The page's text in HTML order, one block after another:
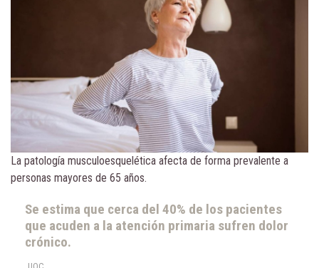
La patología musculoesquelética afecta de forma prevalente a
personas mayores de 65 años.
Se estima que cerca del 40% de los pacientes
que acuden a la atención primaria sufren dolor
crónico.